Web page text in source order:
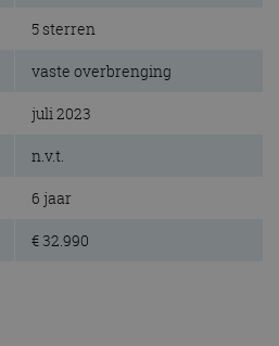
5 sterren
vaste overbrenging
juli 2023
n.v.t.
6 jaar
€ 32.990